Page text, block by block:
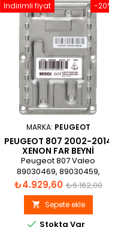
-20%
İndirimli fiyat
MARKA: PEUGEOT
PEUGEOT 807 2002-2014
XENON FAR BEYNI
89030469
Peugeot 807 Valeo
89030469, 89030459,
89027878, 89027879,
89015132, 89032131, 89031486
Xenon Far Beyni
Fiyat
₺4.929,60 Normal
fiyat
₺6.162,00
 Sepete ekle
 Stokta Var